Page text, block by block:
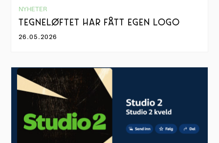
NYHETER
TEGNELØFTET HAR FÅTT EGEN LOGO
26.05.2026